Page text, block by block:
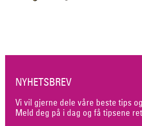
NYHETSBREV
Vi vil gjerne dele våre beste tips
Meld deg på i dag og få tipsene